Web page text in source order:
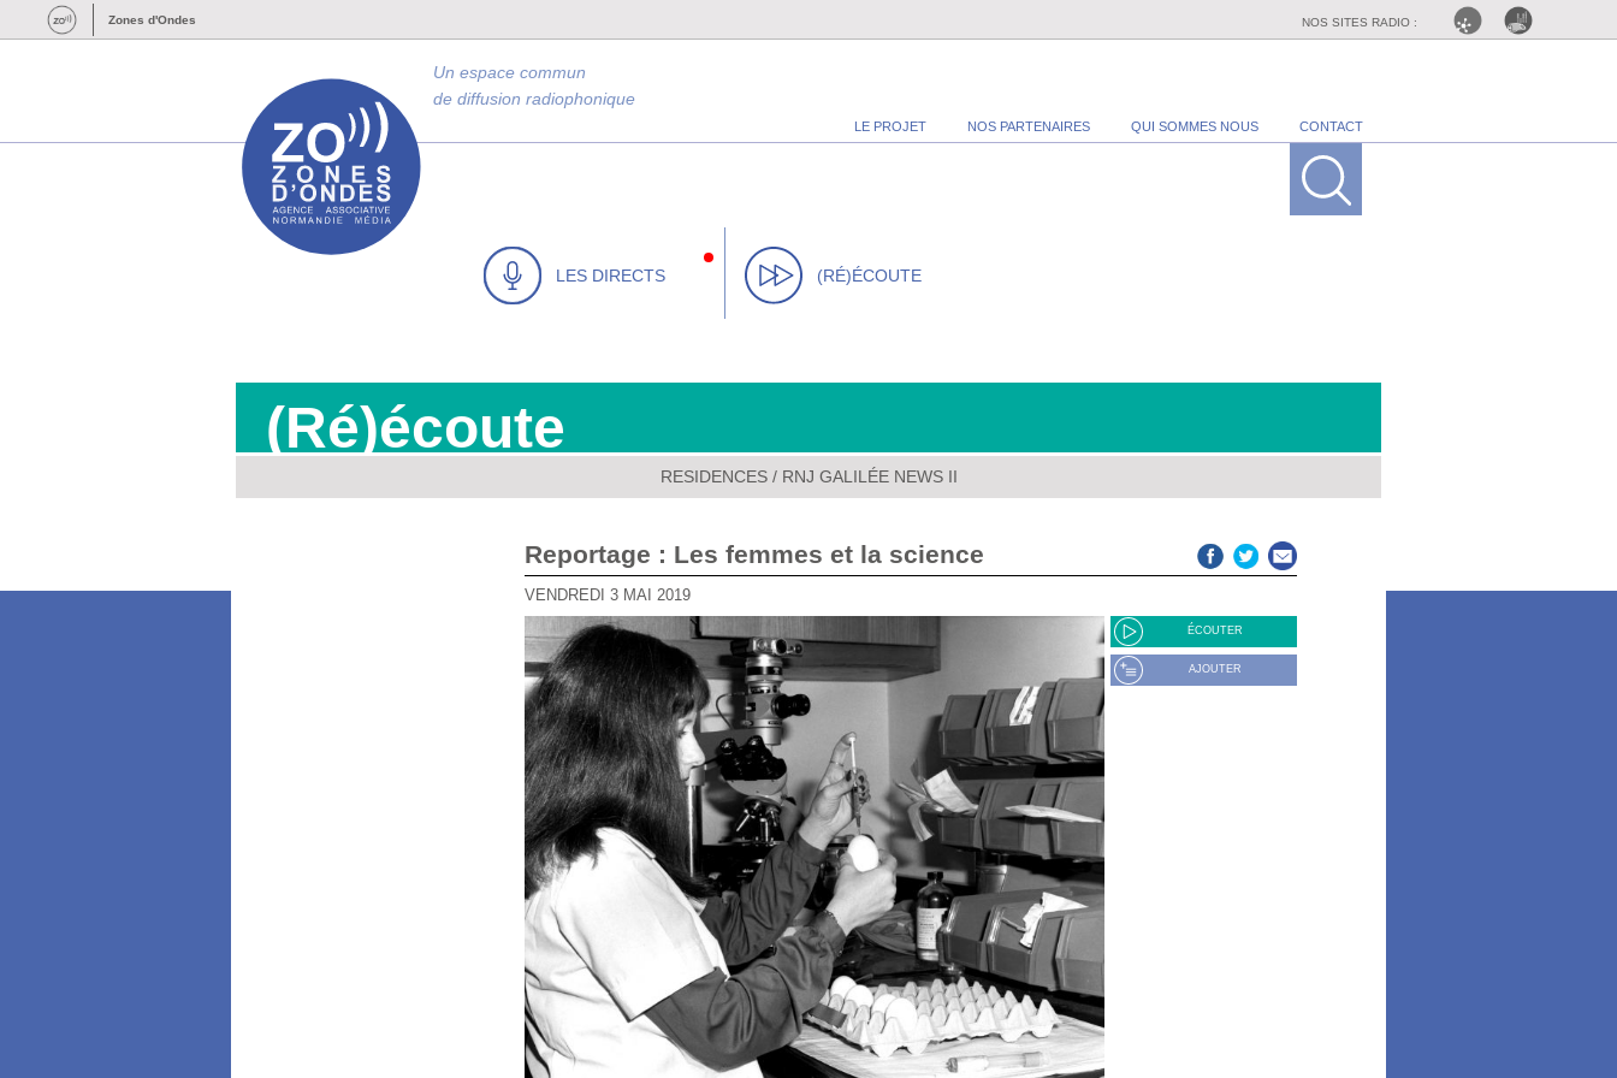
Zones d'Ondes NOS SITES RADIO :
LE PROJET NOS PARTENAIRES QUI SOMMES NOUS CONTACT
Un espace commun
de diffusion radiophonique
LES DIRECTS (RÉ)ÉCOUTE
(Ré)écoute
RESIDENCES/ RNJ GALILÉE NEWS II
Reportage : Les femmes et la science
VENDREDI 3 MAI 2019
ÉCOUTER
AJOUTER